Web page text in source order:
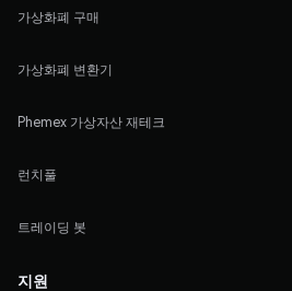
가상화폐 구매
가상화폐 변환기
Phemex 가상자산 재테크
런치풀
트레이딩 봇
지원